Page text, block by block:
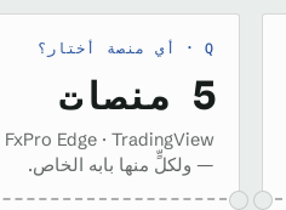
أي منصة أختار؟
5 منصات
FxPro Edge · TradingView
— ولكلٍّ منها بابه الخاص.